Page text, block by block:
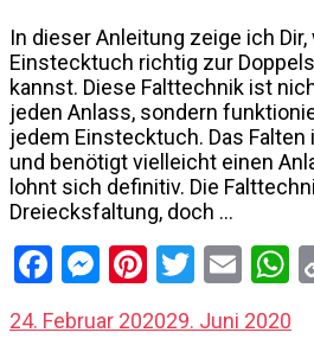
In dieser Anleitung zeige ich Dir,
Einstecktuch richtig zur
kannst. Diese Falttechnik ist
jeden Anlass, sondern
jedem Einstecktuch. Das
und benötigt vielleicht einen
lohnt sich definitiv. Die
Dreiecksfaltung, doch …
Facebook
Messenger
Pinterest
Twitter
24. Februar 202029. Juni 2020